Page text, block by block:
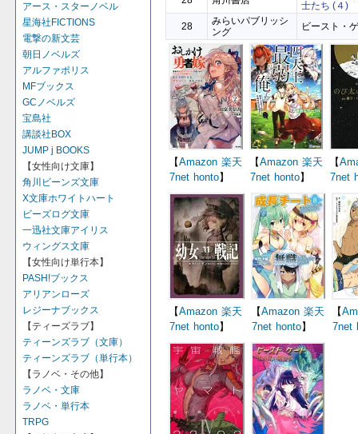
アース・スターノベル
星海社FICTIONS
電撃の新文芸
朝日ノベルズ
アルファポリス
MFブックス
GCノベルズ
宝島社
講談社BOX
JUMP j BOOKS
【女性向け文庫】
角川ビーンズ文庫
X文庫ホワイトハート
ビーズログ文庫
一迅社文庫アイリス
ウィングス文庫
【女性向け単行本】
PASH!ブックス
アリアンローズ
レジーナブックス
【ティーズラブ】
ティーンズラブ（文庫）
ティーンズラブ（単行本）
【ラノベ・その他】
ラノベ・文庫
ラノベ・単行本
TRPG
士たち (４)
28
みらいパブリッシ
ング
ビースト・
【Amazon 楽天
7net honto】
【Amazon 楽天
7net honto】
【
7net
【Amazon 楽天
7net honto】
【Amazon 楽天
7net honto】
【
7net